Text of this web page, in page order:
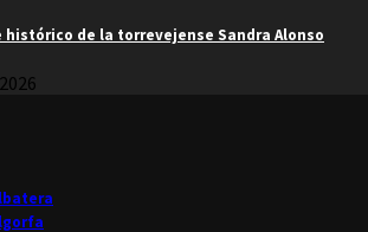
histórico de la torrevejense Sandra Alonso